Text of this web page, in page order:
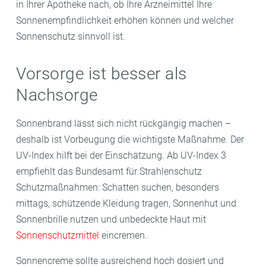
in Ihrer Apotheke nach, ob Ihre Arzneimittel Ihre
Sonnenempfindlichkeit erhöhen können und welcher
Sonnenschutz sinnvoll ist.
Vorsorge ist besser als
Nachsorge
Sonnenbrand lässt sich nicht rückgängig machen –
deshalb ist Vorbeugung die wichtigste Maßnahme. Der
UV-Index hilft bei der Einschätzung. Ab UV-Index 3
empfiehlt das Bundesamt für Strahlenschutz
Schutzmaßnahmen: Schatten suchen, besonders
mittags, schützende Kleidung tragen, Sonnenhut und
Sonnenbrille nutzen und unbedeckte Haut mit
Sonnenschutzmittel eincremen.
Sonnencreme sollte ausreichend hoch dosiert und